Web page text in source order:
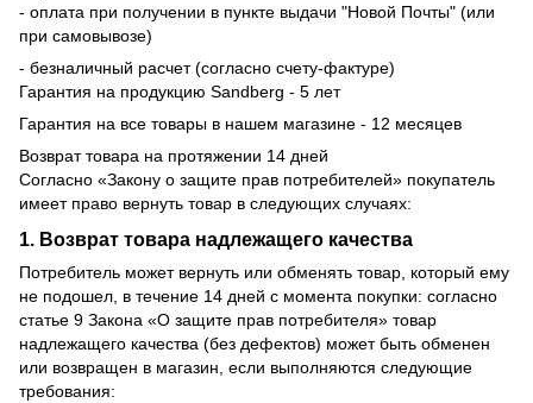
- оплата при получении в пункте выдачи "Новой Почты" (или
при самовывозе)
- безналичный расчет (согласно счету-фактуре)
Гарантия на продукцию Sandberg - 5 лет
Гарантия на все товары в нашем магазине - 12 месяцев
Возврат товара на протяжении 14 дней
Согласно «Закону о защите прав потребителей» покупатель
имеет право вернуть товар в следующих случаях:
1. Возврат товара надлежащего качества
Потребитель может вернуть или обменять товар, который ему
не подошел, в течение 14 дней с момента покупки: согласно
статье 9 Закона «О защите прав потребителя» товар
надлежащего качества (без дефектов) может быть обменен
или возвращен в магазин, если выполняются следующие
требования: